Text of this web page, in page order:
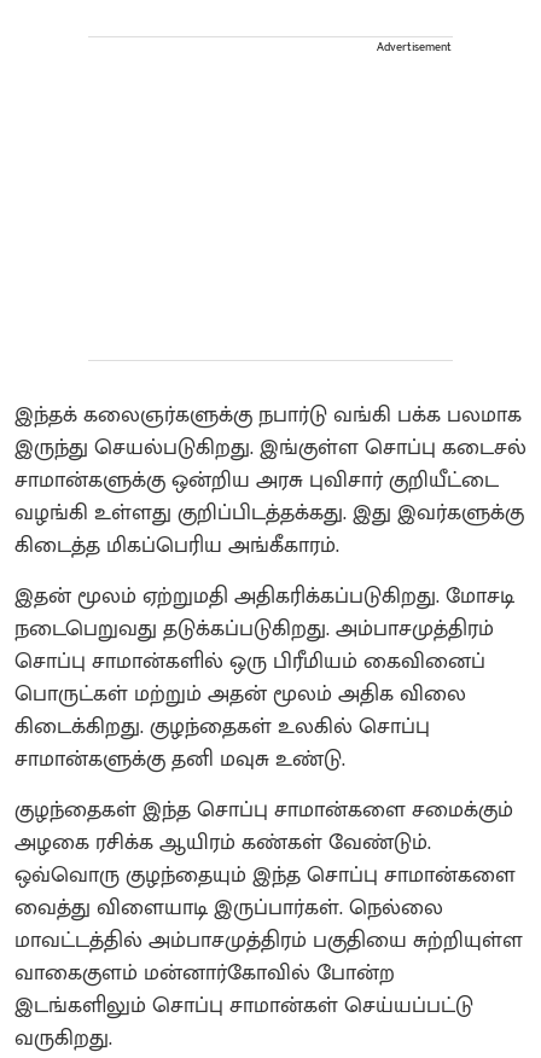
Advertisement
இந்தக் கலைஞர்களுக்கு நபார்டு வங்கி பக்க பலமாக
இருந்து செயல்படுகிறது. இங்குள்ள சொப்பு கடைசல்
சாமான்களுக்கு ஒன்றிய அரசு புவிசார் குறியீட்டை
வழங்கி உள்ளது குறிப்பிடத்தக்கது. இது இவர்களுக்கு
கிடைத்த மிகப்பெரிய அங்கீகாரம்.
இதன் மூலம் ஏற்றுமதி அதிகரிக்கப்படுகிறது. மோசடி
நடைபெறுவது தடுக்கப்படுகிறது. அம்பாசமுத்திரம்
சொப்பு சாமான்களில் ஒரு பிரீமியம் கைவினைப்
பொருட்கள் மற்றும் அதன் மூலம் அதிக விலை
கிடைக்கிறது. குழந்தைகள் உலகில் சொப்பு
சாமான்களுக்கு தனி மவுசு உண்டு.
குழந்தைகள் இந்த சொப்பு சாமான்களை சமைக்கும்
அழகை ரசிக்க ஆயிரம் கண்கள் வேண்டும்.
ஒவ்வொரு குழந்தையும் இந்த சொப்பு சாமான்களை
வைத்து விளையாடி இருப்பார்கள். நெல்லை
மாவட்டத்தில் அம்பாசமுத்திரம் பகுதியை சுற்றியுள்ள
வாகைகுளம் மன்னார்கோவில் போன்ற
இடங்களிலும் சொப்பு சாமான்கள் செய்யப்பட்டு
வருகிறது.